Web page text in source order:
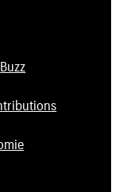
Buzz